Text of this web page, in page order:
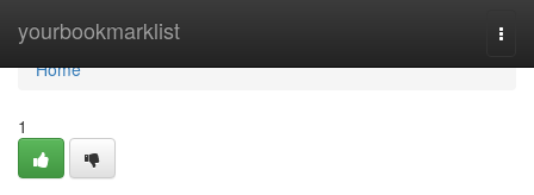
yourbookmarklist
Home
Home
1